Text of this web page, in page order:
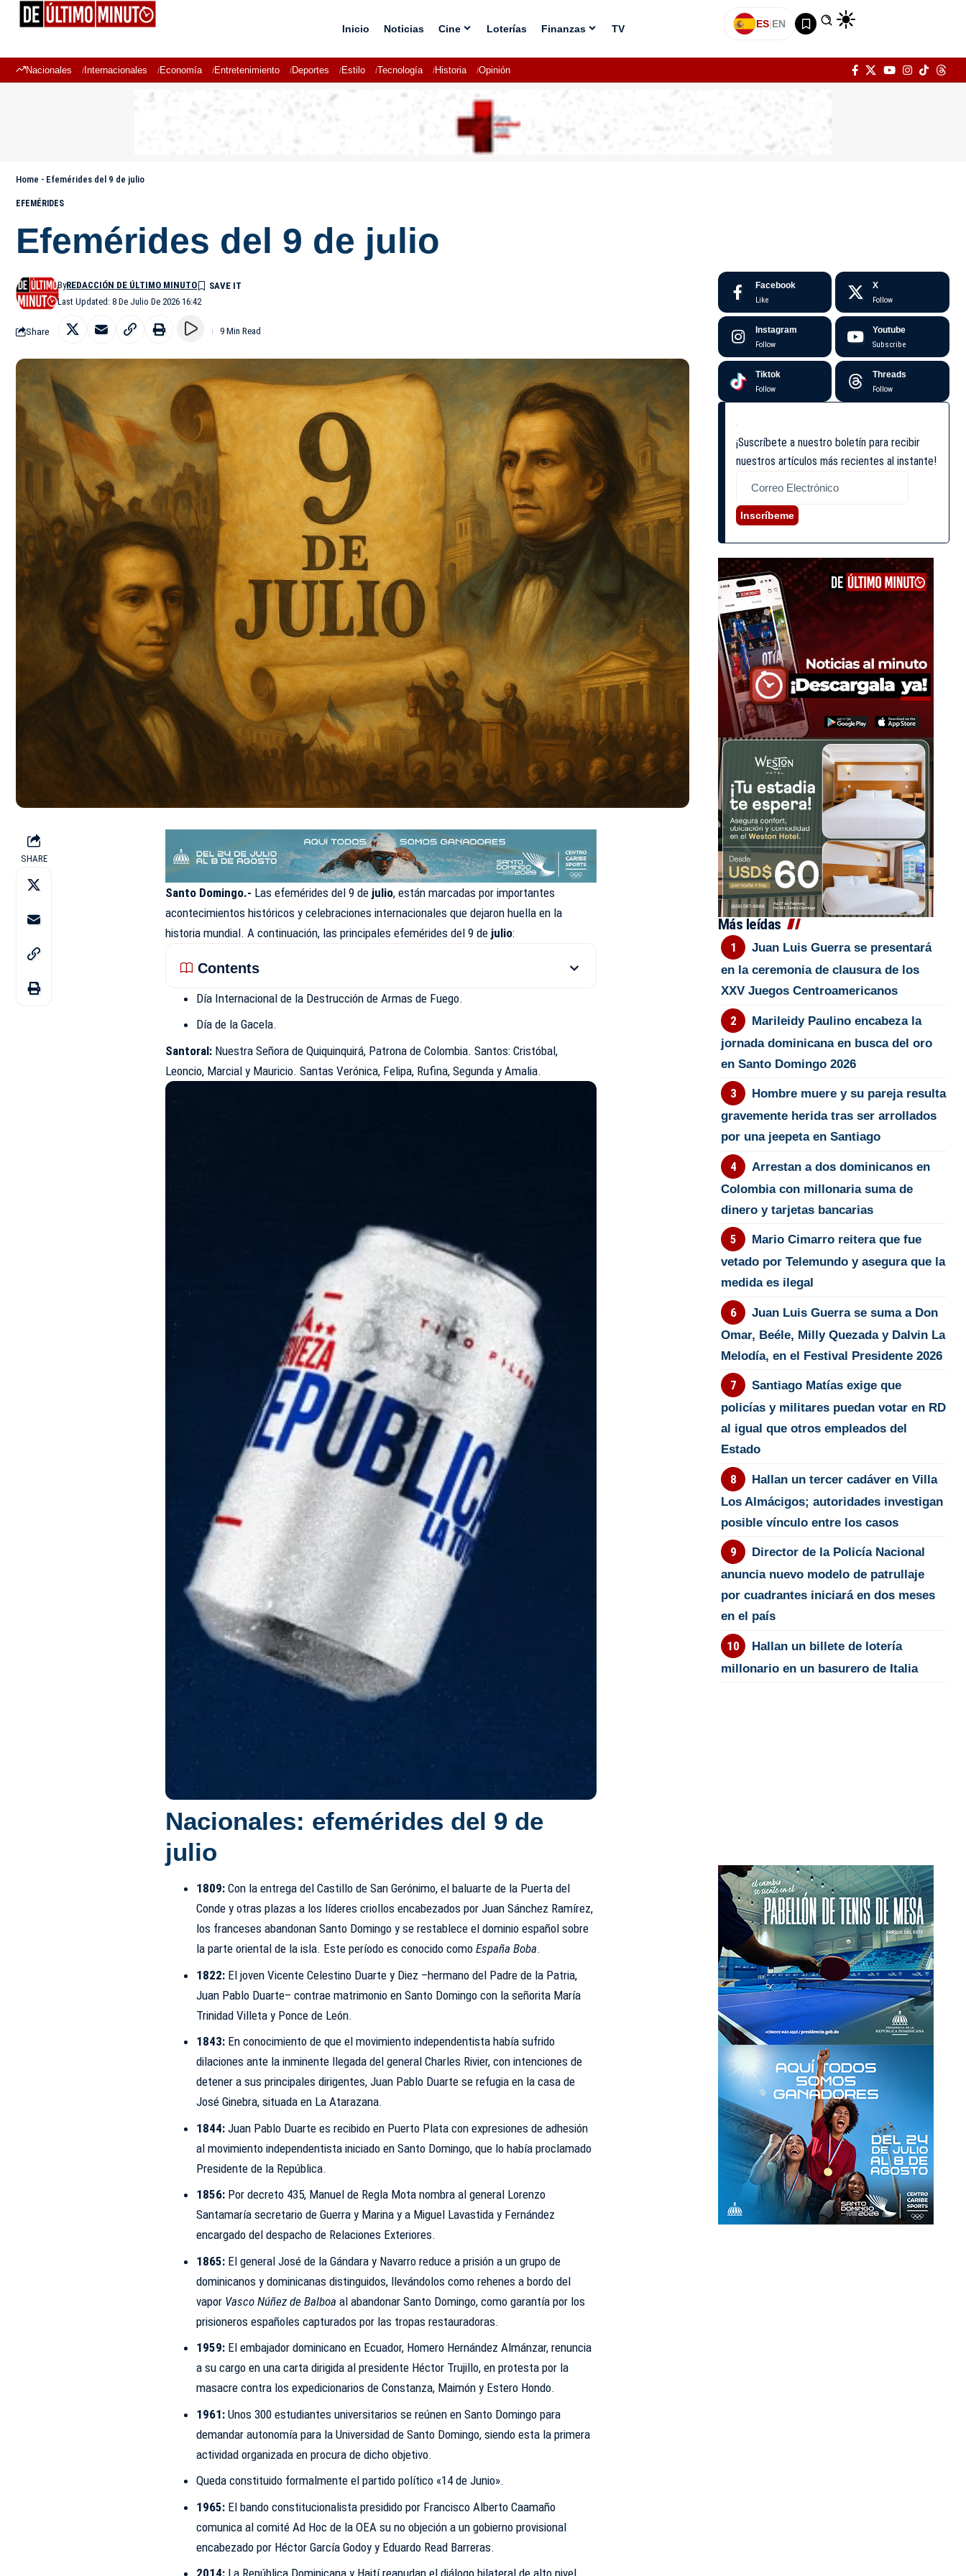
Inicio Noticias Cine Loterías Finanzas TV ES|EN
Nacionales Internacionales Economía Entretenimiento Deportes Estilo Tecnología Historia Opinión
Home - Efemérides del 9 de julio
EFEMÉRIDES
Efemérides del 9 de julio
Last Updated: 8 De Julio De 2026 16:42
ByREDACCIÓN DE ÚLTIMO MINUTO
Share 9 Min Read
SHARE
Santo Domingo.- Las efemérides del 9 de julio, están marcadas por importantes
acontecimientos históricos y celebraciones internacionales que dejaron huella en la
historia mundial. A continuación, las principales efemérides del 9 de julio:
Contents
Día Internacional de la Destrucción de Armas de Fuego.
Día de la Gacela.
Santoral: Nuestra Señora de Quiquinquirá, Patrona de Colombia. Santos: Cristóbal,
Leoncio, Marcial y Mauricio. Santas Verónica, Felipa, Rufina, Segunda y Amalia.
Nacionales: efemérides del 9 de
julio
1809:Con la entrega del Castillo de San Gerónimo, el baluarte de la Puerta del
Conde y otras plazas a los líderes criollos encabezados por Juan Sánchez Ramírez,
los franceses abandonan Santo Domingo y se restablece el dominio español sobre
la parte oriental de la isla. Este período es conocido como España Boba.
1822:El joven Vicente Celestino Duarte y Diez –hermano del Padre de la Patria,
Juan Pablo Duarte– contrae matrimonio en Santo Domingo con la señorita María
Trinidad Villeta y Ponce de León.
1843:En conocimiento de que el movimiento independentista había sufrido
dilaciones ante la inminente llegada del general Charles Rivier, con intenciones de
detener a sus principales dirigentes, Juan Pablo Duarte se refugia en la casa de
José Ginebra, situada en La Atarazana.
1844:Juan Pablo Duarte es recibido en Puerto Plata con expresiones de adhesión
al movimiento independentista iniciado en Santo Domingo, que lo había proclamado
Presidente de la República.
1856:Por decreto 435, Manuel de Regla Mota nombra al general Lorenzo
Santamaría secretario de Guerra y Marina y a Miguel Lavastida y Fernández
encargado del despacho de Relaciones Exteriores.
1865:El general José de la Gándara y Navarro reduce a prisión a un grupo de
dominicanos y dominicanas distinguidos, llevándolos como rehenes a bordo del
vapor Vasco Núñez de Balboa al abandonar Santo Domingo, como garantía por los
prisioneros españoles capturados por las tropas restauradoras.
1959:El embajador dominicano en Ecuador, Homero Hernández Almánzar, renuncia
a su cargo en una carta dirigida al presidente Héctor Trujillo, en protesta por la
masacre contra los expedicionarios de Constanza, Maimón y Estero Hondo.
1961:Unos 300 estudiantes universitarios se reúnen en Santo Domingo para
demandar autonomía para la Universidad de Santo Domingo, siendo esta la primera
actividad organizada en procura de dicho objetivo.
Queda constituido formalmente el partido político «14 de Junio».
1965:El bando constitucionalista presidido por Francisco Alberto Caamaño
comunica al comité Ad Hoc de la OEA su no objeción a un gobierno provisional
encabezado por Héctor García Godoy y Eduardo Read Barreras.
Facebook
Like
X
Follow
Instagram
Follow
Youtube
Subscribe
Tiktok
Follow
Threads
Follow
¡Suscríbete a nuestro boletín para recibir
nuestros artículos más recientes al instante!
Inscríbeme
Más leídas
Juan Luis Guerra se presentará
en la ceremonia de clausura de los
XXV Juegos Centroamericanos
Marileidy Paulino encabeza la
jornada dominicana en busca del oro
en Santo Domingo 2026
Hombre muere y su pareja resulta
gravemente herida tras ser arrollados
por una jeepeta en Santiago
Arrestan a dos dominicanos en
Colombia con millonaria suma de
dinero y tarjetas bancarias
Mario Cimarro reitera que fue
vetado por Telemundo y asegura que la
medida es ilegal
Juan Luis Guerra se suma a Don
Omar, Beéle, Milly Quezada y Dalvin La
Melodía, en el Festival Presidente 2026
Santiago Matías exige que
policías y militares puedan votar en RD
al igual que otros empleados del
Estado
Hallan un tercer cadáver en Villa
Los Almácigos; autoridades investigan
posible vínculo entre los casos
Director de la Policía Nacional
anuncia nuevo modelo de patrullaje
por cuadrantes iniciará en dos meses
en el país
Hallan un billete de lotería
millonario en un basurero de Italia